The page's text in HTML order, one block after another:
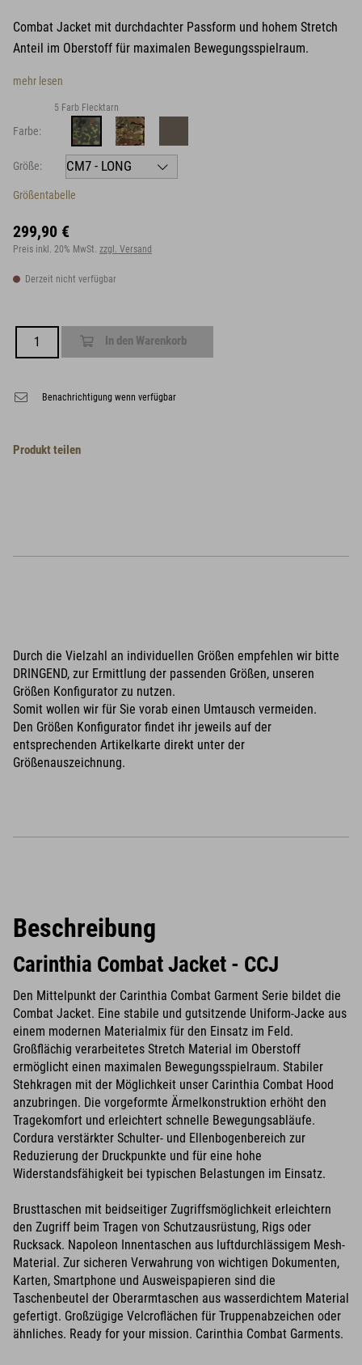
Combat Jacket mit durchdachter Passform und hohem Stretch
Anteil im Oberstoff für maximalen Bewegungsspielraum.
mehr lesen
Farbe:
5 Farb Flecktarn
Größe:
Größentabelle
299,90 €
Preis inkl. 20% MwSt. zzgl. Versand
Derzeit nicht verfügbar
In den Warenkorb
Benachrichtigung wenn verfügbar
Produkt teilen
Durch die Vielzahl an individuellen Größen empfehlen wir bitte
DRINGEND, zur Ermittlung der passenden Größen, unseren
Größen Konfigurator zu nutzen.
Somit wollen wir für Sie vorab einen Umtausch vermeiden.
Den Größen Konfigurator findet ihr jeweils auf der
entsprechenden Artikelkarte direkt unter der
Größenauszeichnung.
Beschreibung
Carinthia Combat Jacket - CCJ
Den Mittelpunkt der Carinthia Combat Garment Serie bildet die
Combat Jacket. Eine stabile und gutsitzende Uniform-Jacke aus
einem modernen Materialmix für den Einsatz im Feld.
Großflächig verarbeitetes Stretch Material im Oberstoff
ermöglicht einen maximalen Bewegungsspielraum. Stabiler
Stehkragen mit der Möglichkeit unser Carinthia Combat Hood
anzubringen. Die vorgeformte Ärmelkonstruktion erhöht den
Tragekomfort und erleichtert schnelle Bewegungsabläufe.
Cordura verstärkter Schulter- und Ellenbogenbereich zur
Reduzierung der Druckpunkte und für eine hohe
Widerstandsfähigkeit bei typischen Belastungen im Einsatz.
Brusttaschen mit beidseitiger Zugriffsmöglichkeit erleichtern
den Zugriff beim Tragen von Schutzausrüstung, Rigs oder
Rucksack. Napoleon Innentaschen aus luftdurchlässigem Mesh-
Material. Zur sicheren Verwahrung von wichtigen Dokumenten,
Karten, Smartphone und Ausweispapieren sind die
Taschenbeutel der Oberarmtaschen aus wasserdichtem Material
gefertigt. Großzügige Velcroflächen für Truppenabzeichen oder
ähnliches. Ready for your mission. Carinthia Combat Garments.